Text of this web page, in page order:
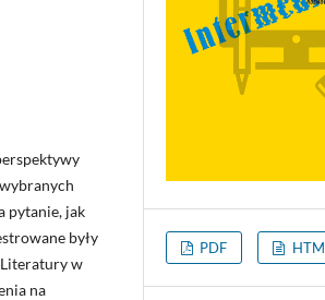
pytanie, jak
były
w
na
PDF